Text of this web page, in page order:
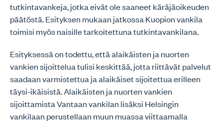
tutkintavankeja, jotka eivät ole saaneet käräjäoikeuden
päätöstä. Esityksen mukaan jatkossa Kuopion vankila
toimisi myös naisille tarkoitettuna tutkintavankilana.
Esityksessä on todettu, että alaikäisten ja nuorten
vankien sijoittelua tulisi keskittää, jotta riittävät palvelut
saadaan varmistettua ja alaikäiset sijoitettua erilleen
täysi-ikäisistä. Alaikäisten ja nuorten vankien
sijoittamista Vantaan vankilan lisäksi Helsingin
vankilaan perustellaan muun muassa viittaamalla